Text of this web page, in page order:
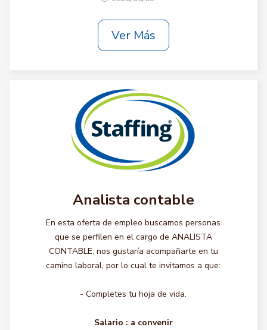
Ver Más
Analista contable
En esta oferta de empleo buscamos personas
que se perfilen en el cargo de ANALISTA
CONTABLE, nos gustaría acompañarte en tu
camino laboral, por lo cual te invitamos a que:
- Completes tu hoja de vida.
Salario : a convenir